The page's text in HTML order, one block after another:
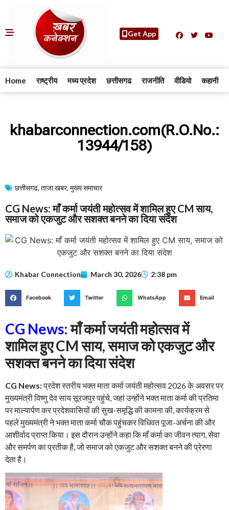
Get App
Home राष्ट्रीय मध्य प्रदेश छत्तीसगढ राजनीति वीडियो कहानी
khabarconnection.com(R.O.No.:
13944/158)
छत्तीसगढ, ताजा खबर, मुख्य समाचार​
CG News: माँ कर्मा जयंती महोत्सव में शामिल हुए CM साय,
समाज को एकजुट और सशक्त बनने का दिया संदेश
Khabar Connection March 30, 2026 2:38 pm
Facebook Twitter WhatsApp Email
CG News:माँ कर्मा जयंती महोत्सव में
शामिल हुए CM साय, समाज को एकजुट और
सशक्त बनने का दिया संदेश
CG News:प्रदेश स्तरीय भक्त माता कर्मा जयंती महोत्सव 2026 के अवसर पर
मुख्यमंत्री विष्णु देव साय सूरजपुर पहुंचे, जहां उन्होंने भक्त माता कर्मा की प्रतिमा
पर माल्यार्पण कर प्रदेशवासियों की सुख-समृद्धि की कामना की, कार्यक्रम से
पहले मुख्यमंत्री ने भक्त माता कर्मा चौक पहुंचकर विधिवत पूजा-अर्चना की और
आशीर्वाद प्राप्त किया। इस दौरान उन्होंने कहा कि माँ कर्मा का जीवन त्याग, सेवा
और समर्पण का प्रतीक है, जो समाज को एकजुट और सशक्त बनने की प्रेरणा
देता है।